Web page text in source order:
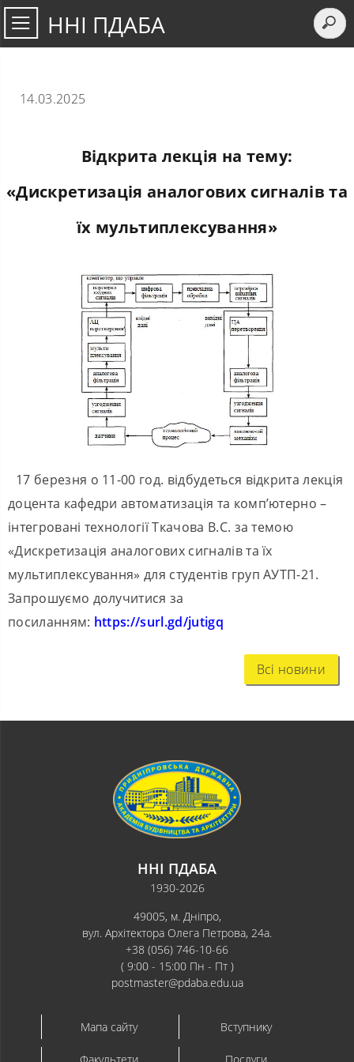
ННІ ПДАБА
14.03.2025
Відкрита лекція на тему:
«Дискретизація аналогових сигналів та
їх мультиплексування»
17 березня о 11-00 год. відбудеться відкрита лекція
доцента кафедри автоматизація та комп’ютерно –
інтегровані технології Ткачова В.С. за темою
«Дискретизація аналогових сигналів та їх
мультиплексування» для студентів груп АУТП-21.
Запрошуємо долучитися за
посиланням: https://surl.gd/jutigq
Всі новини
ННІ ПДАБА
1930-2026
49005, м. Дніпро,
вул. Архітектора Олега Петрова, 24а.
+38 (056) 746-10-66
( 9:00 - 15:00 Пн - Пт )
postmaster@pdaba.edu.ua
Мапа сайту Вступнику